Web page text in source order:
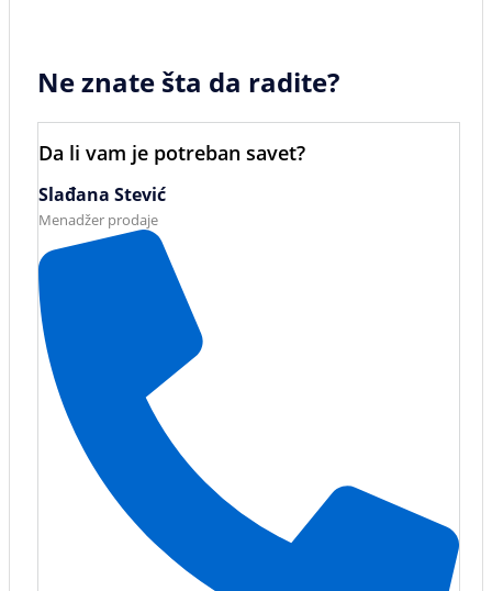
Ne znate šta da radite?
Da li vam je potreban savet?
Slađana Stević
Menadžer prodaje